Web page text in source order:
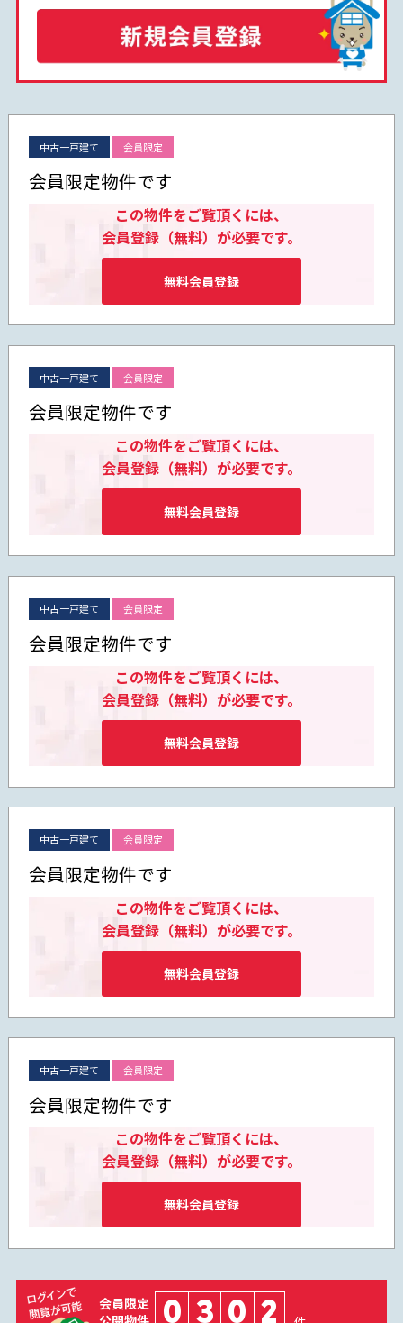
中古一戸建て 会員限定
会員限定物件です
この物件をご覧頂くには、
会員登録（無料）が必要です。
無料会員登録
中古一戸建て 会員限定
会員限定物件です
この物件をご覧頂くには、
会員登録（無料）が必要です。
無料会員登録
中古一戸建て 会員限定
会員限定物件です
この物件をご覧頂くには、
会員登録（無料）が必要です。
無料会員登録
中古一戸建て 会員限定
会員限定物件です
この物件をご覧頂くには、
会員登録（無料）が必要です。
無料会員登録
中古一戸建て 会員限定
会員限定物件です
この物件をご覧頂くには、
会員登録（無料）が必要です。
無料会員登録
会員限定
0 3 0 2